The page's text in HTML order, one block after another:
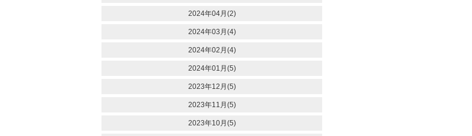
2024年04月(2)
2024年03月(4)
2024年02月(4)
2024年01月(5)
2023年12月(5)
2023年11月(5)
2023年10月(5)